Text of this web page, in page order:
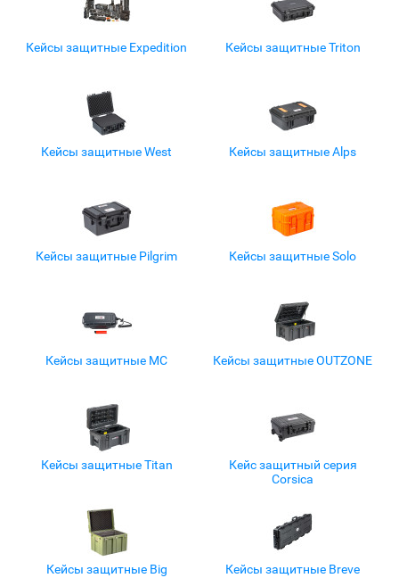
Кейсы защитные Expedition Кейсы защитные Triton
Кейсы защитные West Кейсы защитные Alps
Кейсы защитные Pilgrim Кейсы защитные Solo
Кейсы защитные MC Кейсы защитные OUTZONE
Кейсы защитные Titan
Кейс защитный серия
Corsica
Кейсы защитные Big Кейсы защитные Breve